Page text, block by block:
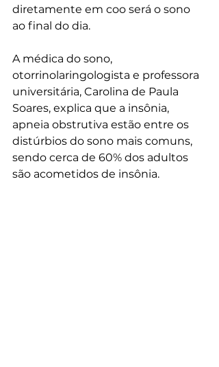
diretamente em coo será o sono
ao final do dia.
A médica do sono,
otorrinolaringologista e professora
universitária, Carolina de Paula
Soares, explica que a insônia,
apneia obstrutiva estão entre os
distúrbios do sono mais comuns,
sendo cerca de 60% dos adultos
são acometidos de insônia.